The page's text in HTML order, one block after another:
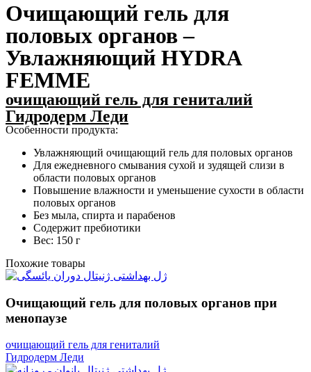
Очищающий гель для
половых органов –
Увлажняющий HYDRA
FEMME
очищающий гель для гениталий
Гидродерм Леди
Особенности продукта:
Увлажняющий очищающий гель для половых органов
Для ежедневного смывания сухой и зудящей слизи в
области половых органов
Повышение влажности и уменьшение сухости в области
половых органов
Без мыла, спирта и парабенов
Содержит пребиотики
Вес: 150 г
Похожие товары
Очищающий гель для половых органов при
менопаузе
очищающий гель для гениталий
Гидродерм Леди